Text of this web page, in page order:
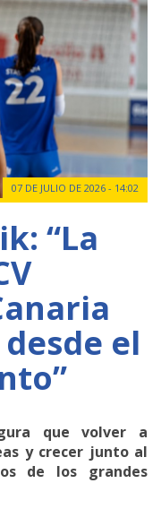
07 DE JULIO DE 2026 - 14:02
“La
el
que volver a
y crecer junto al
de los grandes